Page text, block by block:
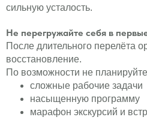
сильную усталость.
Не перегружайте себя в
После длительного перелёта
восстановление.
По возможности не
сложные рабочие задачи
насыщенную программу
марафон экскурсий и